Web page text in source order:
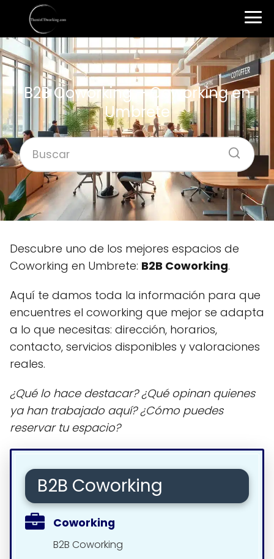
B2B Coworking – Coworking en
Umbrete
Descubre uno de los mejores espacios de
Coworking en Umbrete: B2B Coworking.
Aquí te damos toda la información para que
encuentres el coworking que mejor se adapta
a lo que necesitas: dirección, horarios,
contacto, servicios disponibles y valoraciones
reales.
¿Qué lo hace destacar? ¿Qué opinan quienes
ya han trabajado aquí? ¿Cómo puedes
reservar tu espacio?
B2B Coworking
Coworking
B2B Coworking